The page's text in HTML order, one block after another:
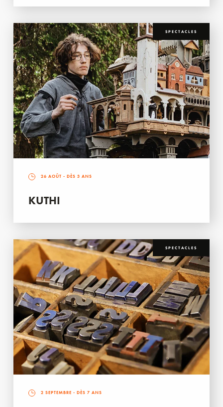
SPECTACLES
26 AOÛT - DÈS 3 ANS
KUTHI
SPECTACLES
2 SEPTEMBRE - DÈS 7 ANS